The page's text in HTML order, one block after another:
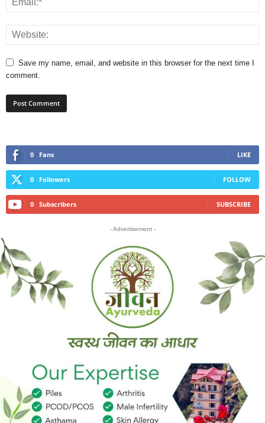
Save my name, email, and website in this browser for the next time I
comment.
0 Fans LIKE
0 Followers FOLLOW
0 Subscribers SUBSCRIBE
- Advertisement -